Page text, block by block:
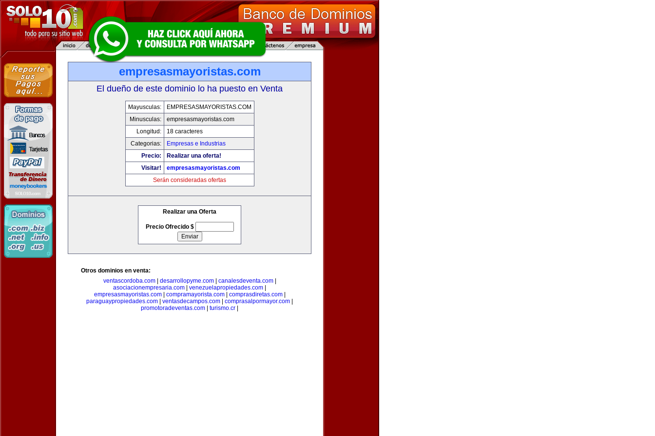
empresasmayoristas.com
El dueño de este dominio lo ha puesto en Venta
Mayusculas:
EMPRESASMAYORISTAS.COM
Minusculas:
empresasmayoristas.com
Longitud:
18 caracteres
Categorias:
Empresas e Industrias
Precio:
Realizar una oferta!
Visitar!
empresasmayoristas.com
Serán consideradas ofertas
Realizar una Oferta
Precio Ofrecido $
Otros dominios en venta:
ventascordoba.com| desarrollopyme.com| canalesdeventa.com|
asociacionempresaria.com
venezuelapropiedades.com
empresasmayoristas.com| compramayorista.com| comprasdiretas.com|
paraguaypropiedades.com
ventasdecampos.com comprasalpormayor.com
promotoradeventas.com
turismo.cr